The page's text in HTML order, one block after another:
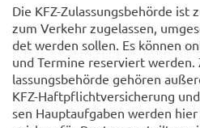
Die KFZ-​Zulassungsbehörde ist
zum Ver­kehr zu­ge­las­sen,
det wer­den sol­len. Es kön­nen
und Ter­mi­ne re­ser­viert
las­sungs­be­hör­de ge­hö­ren
KFZ-​Haftpflichtversicherung
sen Haupt­auf­ga­ben wer­den